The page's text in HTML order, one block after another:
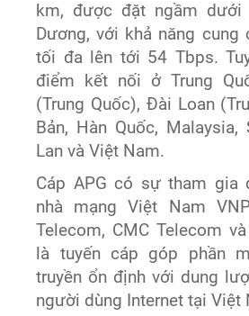
km, được đặt ngầm dưới
Dương, với khả năng cung
tối đa lên tới 54 Tbps.
điểm kết nối ở Trung
(Trung Quốc), Đài Loan
Bản, Hàn Quốc, Malaysia,
Lan và Việt Nam.
Cáp APG có sự tham gia
nhà mạng Việt Nam
Telecom, CMC Telecom
là tuyến cáp góp phần
truyền ổn định với dung
người dùng Internet tại Việt